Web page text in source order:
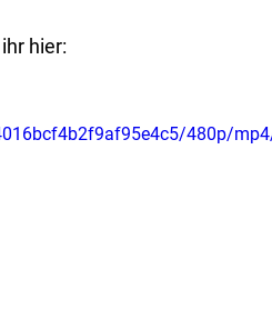
hier:
480p/